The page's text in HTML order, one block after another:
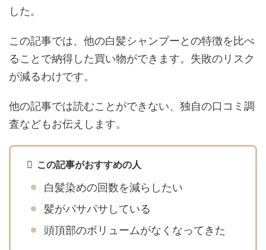
した。
この記事では、他の白髪シャンプーとの特徴を比べ
ることで納得した買い物ができます。失敗のリスク
が減るわけです。
他の記事では読むことができない、独自の口コミ調
査などもお伝えします。
この記事がおすすめの人
白髪染めの回数を減らしたい
髪がパサパサしている
頭頂部のボリュームがなくなってきた